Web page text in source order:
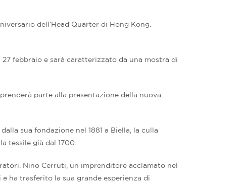
dell’Head Quarter di Hong Kong.
febbraio e sarà caratterizzato da una mostra di
parte alla presentazione della nuova
sua fondazione nel 1881 a Biella, la culla
tessile già dal 1700.
Nino Cerruti, un imprenditore acclamato nel
ha trasferito la sua grande esperienza di